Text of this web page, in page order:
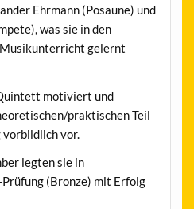
Ehrmann (Posaune) und
was sie in den
gelernt
motiviert und
praktischen Teil
vorbildlich vor.
legten sie in
(Bronze) mit Erfolg